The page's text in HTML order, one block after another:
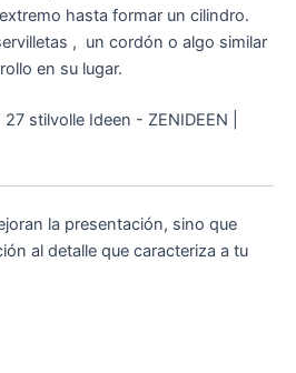
hasta formar un cilindro.
, un cordón o algo similar
en su lugar.
la presentación, sino que
al detalle que caracteriza a tu